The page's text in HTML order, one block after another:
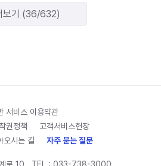
보기 (36/632)
서비스 이용약관
권정책
고객서비스헌장
오시는 길 자주 묻는 질문